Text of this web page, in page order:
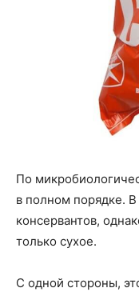
По
в полном порядке.
консервантов,
только сухое.
С одной стороны,